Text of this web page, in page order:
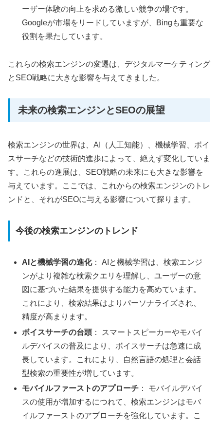
ーザー体験の向上を求める激しい競争の場です。
Googleが市場をリードしていますが、Bingも重要な
役割を果たしています。
これらの検索エンジンの変遷は、デジタルマーケティング
とSEO戦略に大きな影響を与えてきました。
未来の検索エンジンとSEOの展望
検索エンジンの世界は、AI（人工知能）、機械学習、ボイ
スサーチなどの技術的進歩によって、絶えず変化していま
す。これらの進展は、SEO戦略の未来にも大きな影響を
与えています。ここでは、これからの検索エンジンのトレ
ンドと、それがSEOに与える影響について探ります。
今後の検索エンジンのトレンド
AIと機械学習の進化： AIと機械学習は、検索エンジ
ンがより複雑な検索クエリを理解し、ユーザーの意
図に基づいた結果を提供する能力を高めています。
これにより、検索結果はよりパーソナライズされ、
精度が高まります。
ボイスサーチの台頭 ： スマートスピーカーやモバイ
ルデバイスの普及により、ボイスサーチは急速に成
長しています。これにより、自然言語の処理と会話
型検索の重要性が増しています。
モバイルファーストのアプローチ ： モバイルデバイ
スの使用が増加するにつれて、検索エンジンはモバ
イルファーストのアプローチを強化しています。こ